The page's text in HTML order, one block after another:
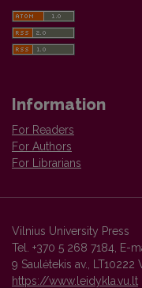
Information
For Readers
For Authors
For Librarians
Vilnius University Press
Tel. +370 5 268 7184, E-
9 Saulėtekis av., LT10222
https://www.leidykla.vu.lt